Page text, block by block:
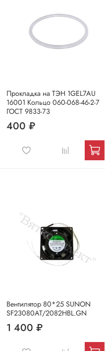
Прокладка на ТЭН 1GEL7AU
16001 Кольцо 060-068-46-2-7
ГОСТ 9833-73
400 ₽
Вентилятор 80*25 SUNON
SF23080AT/2082HBL.GN
1 400 ₽